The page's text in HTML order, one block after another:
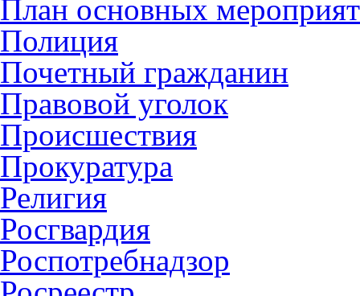
План основных
Полиция
Почетный гражданин
Правовой уголок
Происшествия
Прокуратура
Религия
Росгвардия
Роспотребнадзор